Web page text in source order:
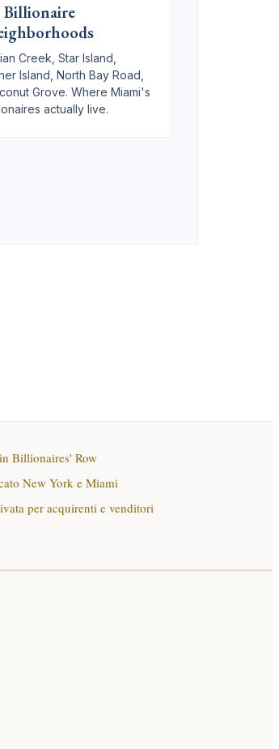
Billionaire
Creek, Star Island,
Island, North Bay Road,
Grove. Where Miami's
actually live.
Billionaires' Row
New York e Miami
per acquirenti e venditori